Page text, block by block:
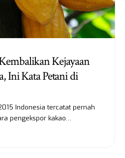
Kejayaan
Ini Kata Petani di
Indonesia tercatat pernah
pengekspor kakao…